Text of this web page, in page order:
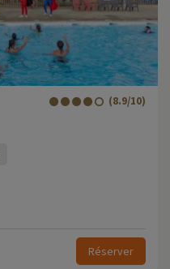
(8.9/10)
Réserver